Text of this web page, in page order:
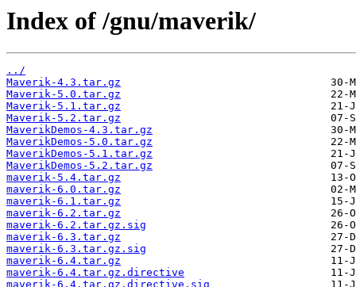
Index of /gnu/maverik/
../
Maverik-4.3.tar.gz
Maverik-5.0.tar.gz
Maverik-5.1.tar.gz
Maverik-5.2.tar.gz
MaverikDemos-4.3.tar.gz
MaverikDemos-5.0.tar.gz
MaverikDemos-5.1.tar.gz
MaverikDemos-5.2.tar.gz
maverik-5.4.tar.gz
maverik-6.0.tar.gz
maverik-6.1.tar.gz
maverik-6.2.tar.gz
maverik-6.2.tar.gz.sig
maverik-6.3.tar.gz
maverik-6.3.tar.gz.sig
maverik-6.4.tar.gz
maverik-6.4.tar.gz.directive
maverik-6.4.tar.gz.directive.sig